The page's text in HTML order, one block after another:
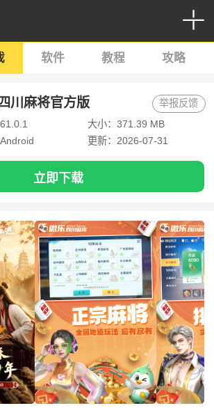
软件 教程 攻略
川麻将官方版
大小：371.39 MB
更新：2026-07-31
举报反馈
立即下载